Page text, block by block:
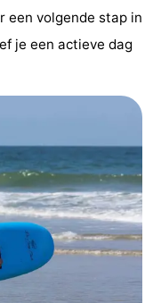
een volgende stap in
je een actieve dag